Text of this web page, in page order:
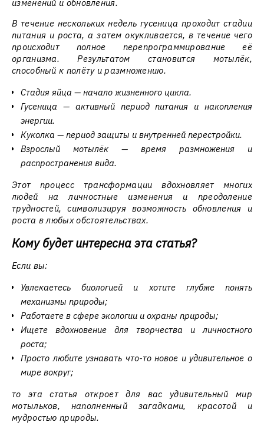
изменений и обновления.
В течение нескольких недель гусеница проходит стадии
питания и роста, а затем окукливается, в течение чего
происходит полное перепрограммирование её
организма. Результатом становится мотылёк,
способный к полёту и размножению.
Стадия яйца — начало жизненного цикла.
Гусеница — активный период питания и накопления
энергии.
Куколка — период защиты и внутренней перестройки.
Взрослый мотылёк — время размножения и
распространения вида.
Этот процесс трансформации вдохновляет многих
людей на личностные изменения и преодоление
трудностей, символизируя возможность обновления и
роста в любых обстоятельствах.
Кому будет интересна эта статья?
Если вы:
Увлекаетесь биологией и хотите глубже понять
механизмы природы;
Работаете в сфере экологии и охраны природы;
Ищете вдохновение для творчества и личностного
роста;
Просто любите узнавать что-то новое и удивительное о
мире вокруг;
то эта статья откроет для вас удивительный мир
мотыльков, наполненный загадками, красотой и
мудростью природы.